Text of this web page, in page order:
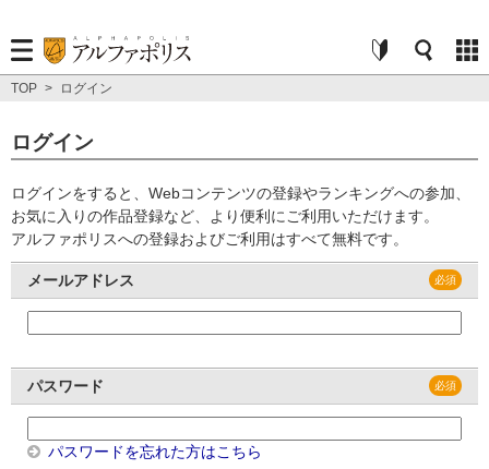
TOP > ログイン
ログイン
ログインをすると、Webコンテンツの登録やランキングへの参加、
お気に入りの作品登録など、より便利にご利用いただけます。
アルファポリスへの登録およびご利用はすべて無料です。
メールアドレス
パスワード
パスワードを忘れた方はこちら